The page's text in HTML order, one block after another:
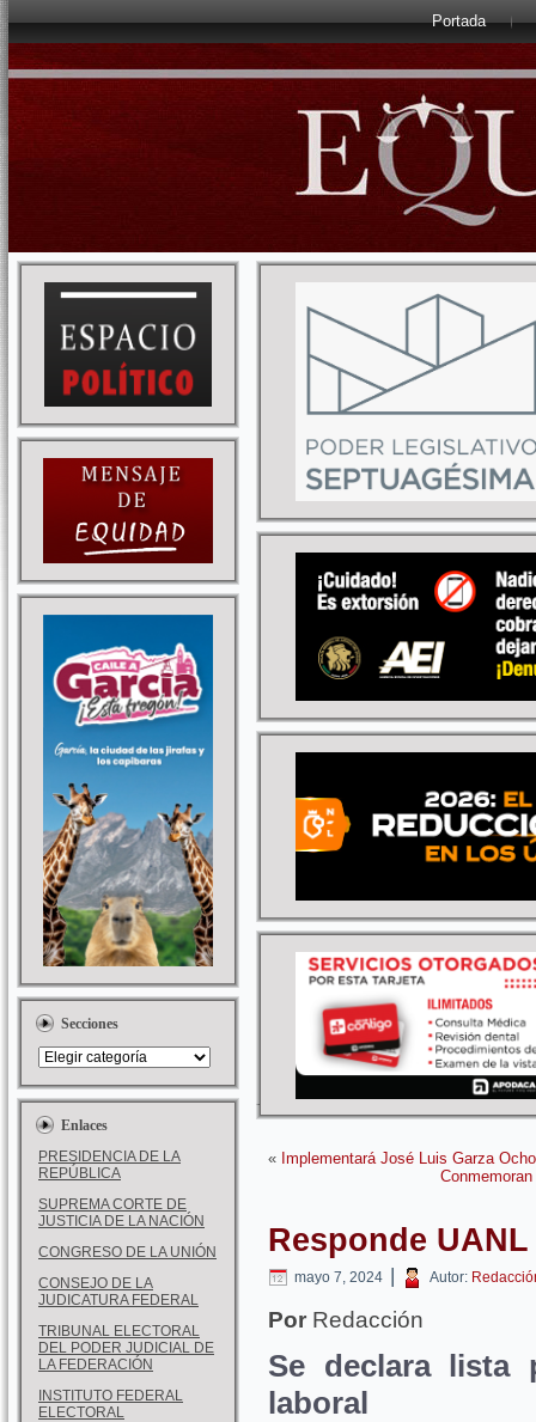
Portada
Secciones
Enlaces
PRESIDENCIA DE LA
REPÚBLICA
SUPREMA CORTE DE
JUSTICIA DE LA NACIÓN
CONGRESO DE LA UNIÓN
CONSEJO DE LA
JUDICATURA FEDERAL
TRIBUNAL ELECTORAL
DEL PODER JUDICIAL DE
LA FEDERACIÓN
INSTITUTO FEDERAL
ELECTORAL
« Implementará José Luis Garza
Responde
mayo 7, 2024 | Autor:
Por Redacción
Se declara lista
laboral